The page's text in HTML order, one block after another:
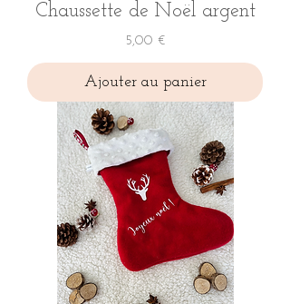
Chaussette de Noël argent
Prix
5,00 €
Ajouter au panier